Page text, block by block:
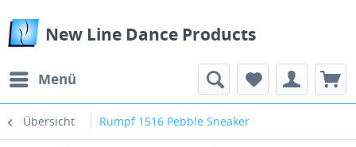
New Line Dance Products
Menü
Übersicht Rumpf 1516 Pebble Sneaker